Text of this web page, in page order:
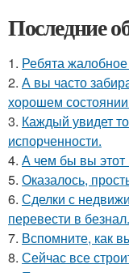
Последние
1. Ребята
2. А вы часто
хорошем
3. Каждый увидет
испорченности.
4. А чем бы вы этот
5. Оказалось,
6. Сделки с
перевести в безнал.
7. Вспомните, как
8. Сейчас все